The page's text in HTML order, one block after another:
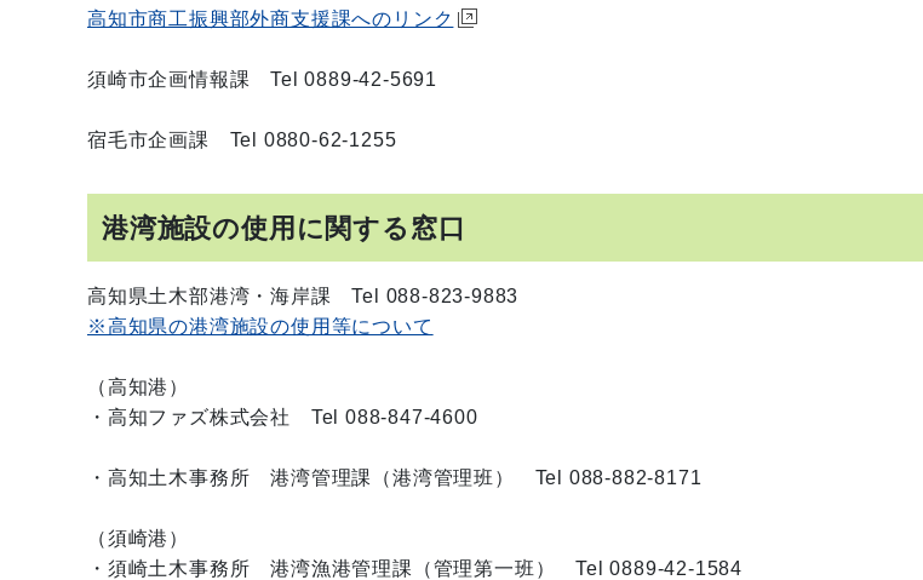
高知市商工振興部外商支援課へのリンク
須崎市企画情報課 Tel 0889-42-5691
宿毛市企画課 Tel 0880-62-1255
港湾施設の使用に関する窓口
高知県土木部港湾・海岸課 Tel 088-823-9883
※高知県の港湾施設の使用等について
（高知港）
・高知ファズ株式会社 Tel 088-847-4600
・高知土木事務所 港湾管理課（港湾管理班） Tel 088-882-8171
（須崎港）
・須崎土木事務所 港湾漁港管理課（管理第一班） Tel 0889-42-1584